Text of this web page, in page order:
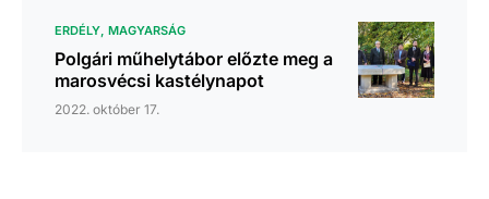
ERDÉLY MAGYARSÁG
Polgári műhelytábor előzte meg a
marosvécsi kastélynapot
2022. október 17.